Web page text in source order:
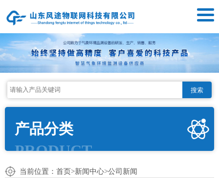
搜索
产品分类
PRODUCT
当前位置： 首页>新闻中心>公司新闻